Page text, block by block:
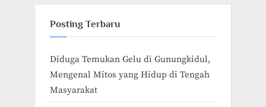
Posting Terbaru
Diduga Temukan Gelu di Gunungkidul,
Mengenal Mitos yang Hidup di Tengah
Masyarakat